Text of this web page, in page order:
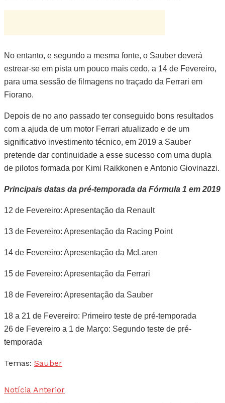
No entanto, e segundo a mesma fonte, o Sauber deverá
estrear-se em pista um pouco mais cedo, a 14 de Fevereiro,
para uma sessão de filmagens no traçado da Ferrari em
Fiorano.
Depois de no ano passado ter conseguido bons resultados
com a ajuda de um motor Ferrari atualizado e de um
significativo investimento técnico, em 2019 a Sauber
pretende dar continuidade a esse sucesso com uma dupla
de pilotos formada por Kimi Raikkonen e Antonio Giovinazzi.
Principais datas da pré-temporada da Fórmula 1 em 2019
12 de Fevereiro: Apresentação da Renault
13 de Fevereiro: Apresentação da Racing Point
14 de Fevereiro: Apresentação da McLaren
15 de Fevereiro: Apresentação da Ferrari
18 de Fevereiro: Apresentação da Sauber
18 a 21 de Fevereiro: Primeiro teste de pré-temporada
26 de Fevereiro a 1 de Março: Segundo teste de pré-
temporada
Temas: Sauber
Notícia Anterior